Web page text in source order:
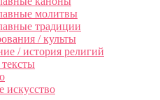
молитвы
традиции
/ культы
/ история религий
искусство